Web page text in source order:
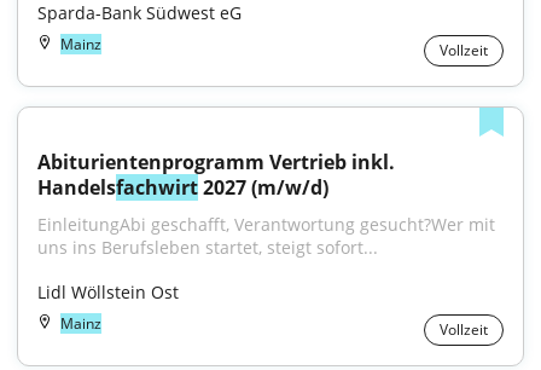
Sparda-Bank Südwest eG
Mainz Vollzeit
Abiturientenprogramm Vertrieb inkl.
Handelsfachwirt 2027 (m/w/d)
EinleitungAbi geschafft, Verantwortung gesucht?Wer mit
uns ins Berufsleben startet, steigt sofort...
Lidl Wöllstein Ost
Mainz Vollzeit